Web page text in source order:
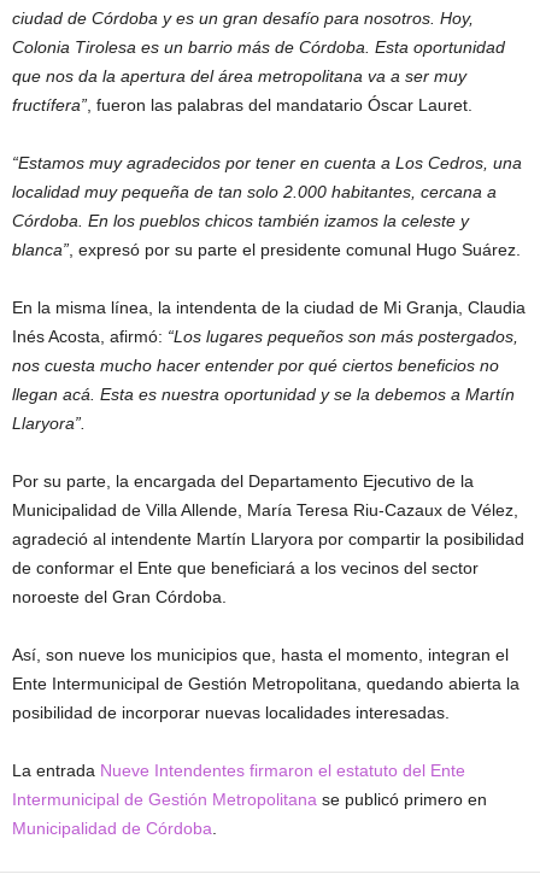
ciudad de Córdoba y es un gran desafío para nosotros. Hoy,
Colonia Tirolesa es un barrio más de Córdoba. Esta oportunidad
que nos da la apertura del área metropolitana va a ser muy
fructífera” , fueron las palabras del mandatario Óscar Lauret.
“Estamos muy agradecidos por tener en cuenta a Los Cedros, una
localidad muy pequeña de tan solo 2.000 habitantes, cercana a
Córdoba. En los pueblos chicos también izamos la celeste y
blanca” , expresó por su parte el presidente comunal Hugo Suárez.
En la misma línea, la intendenta de la ciudad de Mi Granja, Claudia
Inés Acosta, afirmó: “Los lugares pequeños son más postergados,
nos cuesta mucho hacer entender por qué ciertos beneficios no
llegan acá. Esta es nuestra oportunidad y se la debemos a Martín
Llaryora”.
Por su parte, la encargada del Departamento Ejecutivo de la
Municipalidad de Villa Allende, María Teresa Riu-Cazaux de Vélez,
agradeció al intendente Martín Llaryora por compartir la posibilidad
de conformar el Ente que beneficiará a los vecinos del sector
noroeste del Gran Córdoba.
Así, son nueve los municipios que, hasta el momento, integran el
Ente Intermunicipal de Gestión Metropolitana, quedando abierta la
posibilidad de incorporar nuevas localidades interesadas.
La entrada Nueve Intendentes firmaron el estatuto del Ente
Intermunicipal de Gestión Metropolitana se publicó primero en
Municipalidad de Córdoba